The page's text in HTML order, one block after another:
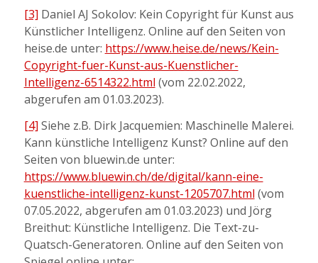
[3] Daniel AJ Sokolov: Kein Copyright für Kunst aus
Künstlicher Intelligenz. Online auf den Seiten von
heise.de unter: https://www.heise.de/news/Kein-
Copyright-fuer-Kunst-aus-Kuenstlicher-
Intelligenz-6514322.html (vom 22.02.2022,
abgerufen am 01.03.2023).
[4] Siehe z.B. Dirk Jacquemien: Maschinelle Malerei.
Kann künstliche Intelligenz Kunst? Online auf den
Seiten von bluewin.de unter:
https://www.bluewin.ch/de/digital/kann-eine-
kuenstliche-intelligenz-kunst-1205707.html (vom
07.05.2022, abgerufen am 01.03.2023) und Jörg
Breithut: Künstliche Intelligenz. Die Text-zu-
Quatsch-Generatoren. Online auf den Seiten von